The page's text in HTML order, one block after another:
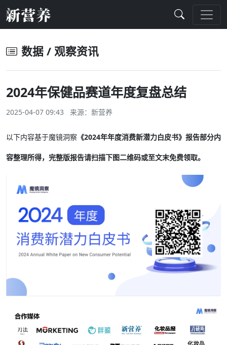
数据 / 观察资讯
2024年保健品赛道年度复盘总结
2025-04-07 09:43 来源： 新营养
以下内容基于魔镜洞察 《2024年年度消费新潜力白皮书》 报告部分内
容整理所得，完整版报告请扫描下图二维码或至文末免费领取。